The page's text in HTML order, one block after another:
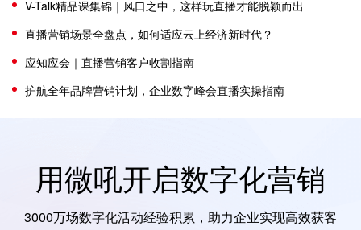
V-Talk精品课集锦｜风口之中，这样玩直播才能脱颖而出
直播营销场景全盘点，如何适应云上经济新时代？
应知应会｜直播营销客户收割指南
护航全年品牌营销计划，企业数字峰会直播实操指南
用微吼开启数字化营销
3000万场数字化活动经验积累，助力企业实现高效获客